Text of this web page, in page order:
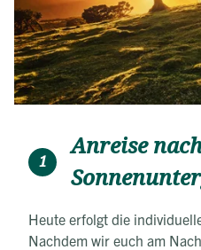
1
Anreise
Heute erfolgt die
Nachdem wir euch am